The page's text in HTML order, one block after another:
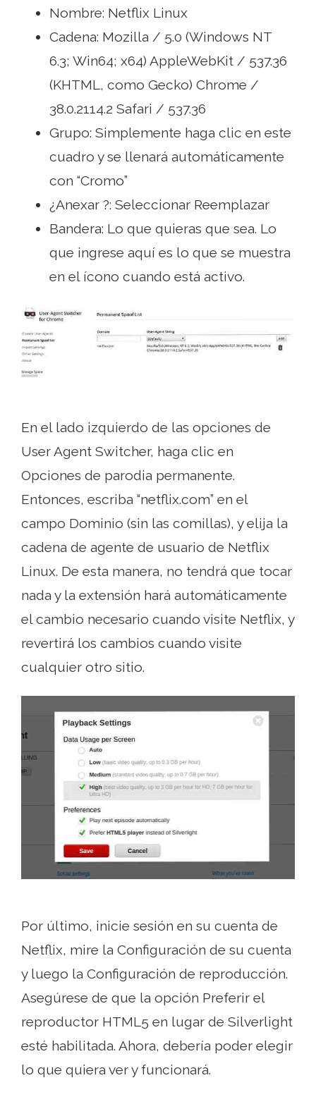
Nombre: Netflix Linux
Cadena: Mozilla / 5.0 (Windows NT
6.3; Win64; x64) AppleWebKit / 537.36
(KHTML, como Gecko) Chrome /
38.0.2114.2 Safari / 537.36
Grupo: Simplemente haga clic en este
cuadro y se llenará automáticamente
con “Cromo”
¿Anexar ?: Seleccionar Reemplazar
Bandera: Lo que quieras que sea. Lo
que ingrese aquí es lo que se muestra
en el ícono cuando está activo.
En el lado izquierdo de las opciones de
User Agent Switcher, haga clic en
Opciones de parodia permanente.
Entonces, escriba “netflix.com” en el
campo Dominio (sin las comillas), y elija la
cadena de agente de usuario de Netflix
Linux. De esta manera, no tendrá que tocar
nada y la extensión hará automáticamente
el cambio necesario cuando visite Netflix, y
revertirá los cambios cuando visite
cualquier otro sitio.
Por último, inicie sesión en su cuenta de
Netflix, mire la Configuración de su cuenta
y luego la Configuración de reproducción.
Asegúrese de que la opción Preferir el
reproductor HTML5 en lugar de Silverlight
esté habilitada. Ahora, debería poder elegir
lo que quiera ver y funcionará.